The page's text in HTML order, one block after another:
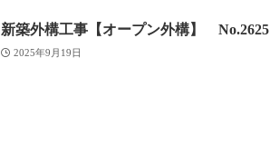
新築外構工事【オープン外構】 No.2625
2025年9月19日